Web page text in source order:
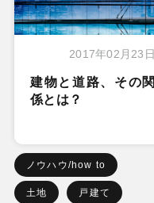
2017年02月23日
建物と道路、その関
係とは？
ノウハウ/how to
土地 戸建て